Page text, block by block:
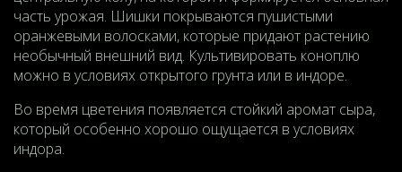
часть урожая. Шишки покрываются пушистыми
оранжевыми волосками, которые придают растению
необычный внешний вид. Культивировать коноплю
можно в условиях открытого грунта или в индоре.
Во время цветения появляется стойкий аромат сыра,
который особенно хорошо ощущается в условиях
индора.